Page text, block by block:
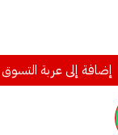
إضافة إلى عربة التسوق